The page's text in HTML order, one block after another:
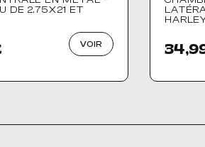
DE 2.75X21 ET
VOIR